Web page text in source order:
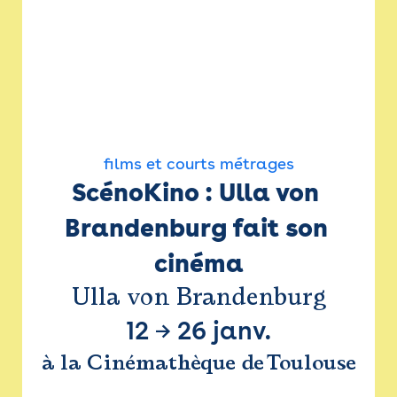
films et courts métrages
ScénoKino : Ulla von
Brandenburg fait son
cinéma
Ulla von Brandenburg
12 → 26 janv.
à la Cinémathèque de Toulouse